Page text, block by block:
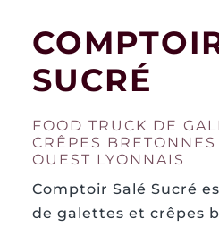
SUCRÉ
FOOD TRUCK DE
CRÊPES
OUEST LYONNAIS
Comptoir Salé Sucré
de galettes et crêpes